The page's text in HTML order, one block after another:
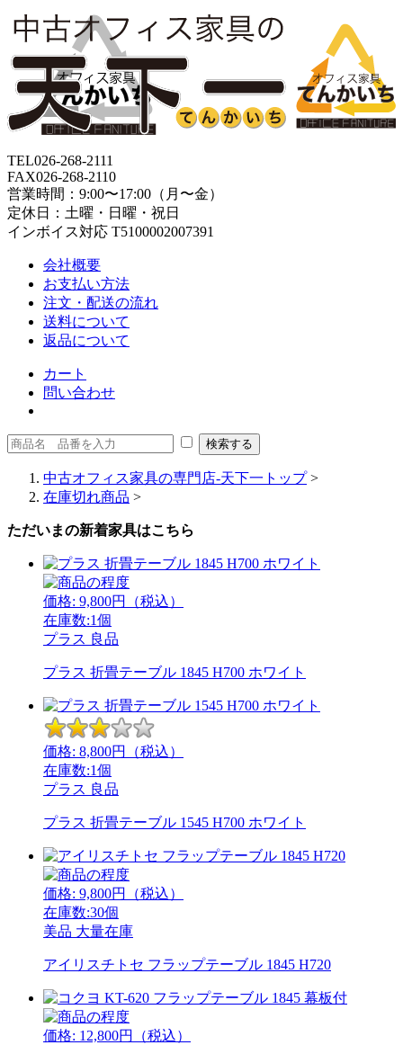
TEL026-268-2111
FAX026-268-2110
営業時間：9:00〜17:00（月〜金）
定休日：土曜・日曜・祝日
インボイス対応 T5100002007391
会社概要
お支払い方法
注文・配送の流れ
送料について
返品について
カート
問い合わせ
中古オフィス家具の専門店-天下一トップ>
在庫切れ商品 >
ただいまの新着家具はこちら
価格: 9,800円（税込）
在庫数:1個
プラス 良品
プラス 折畳テーブル 1845 H700 ホワイト
価格: 8,800円（税込）
在庫数:1個
プラス 良品
プラス 折畳テーブル 1545 H700 ホワイト
価格: 9,800円（税込）
在庫数:30個
美品 大量在庫
アイリスチトセ フラップテーブル 1845 H720
価格: 12,800円（税込）